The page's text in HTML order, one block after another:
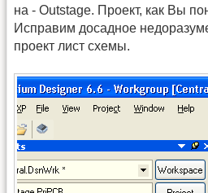
на - Outstage. Проект, как Вы
Исправим досадное
проект лист схемы.